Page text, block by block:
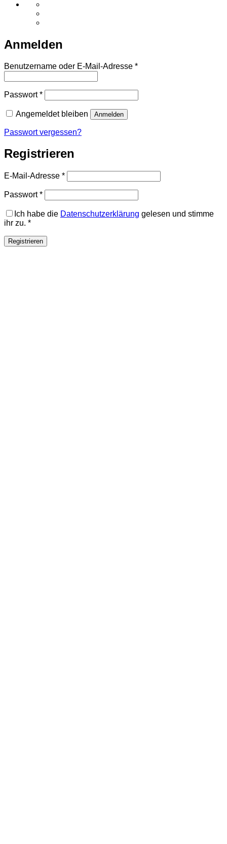
Anmelden
Benutzername oder E-Mail-Adresse *Erforderlich
Passwort*Erforderlich
Angemeldet bleiben Anmelden
Passwort vergessen?
Registrieren
E-Mail-Adresse *Erforderlich
Passwort*Erforderlich
Ich habe die Datenschutzerklärung gelesen und stimme
ihr zu. *
Registrieren